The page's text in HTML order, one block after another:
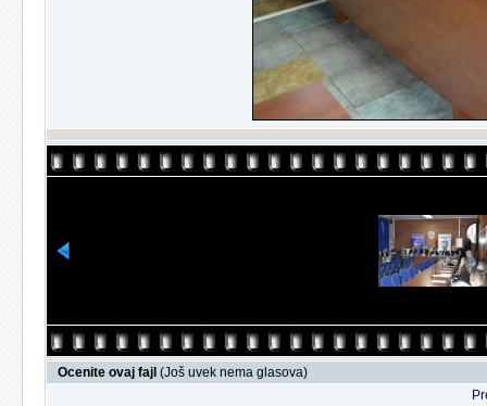
Ocenite ovaj fajl (Još uvek nema glasova)